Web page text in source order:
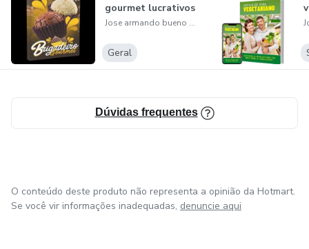
gourmet lucrativos
Jose armando bueno de moraes
Geral
Dúvidas frequentes
O conteúdo deste produto não representa a opinião da Hotmart.
Se você vir informações inadequadas, denuncie aqui